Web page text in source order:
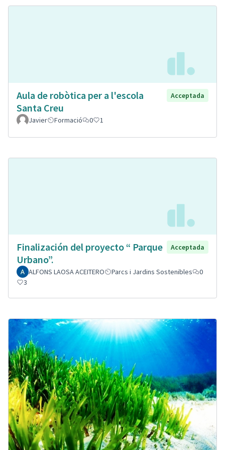
Aula de robòtica per a l'escola
Santa Creu
Acceptada
Javier Formació 0 1
Finalización del proyecto “ Parque
Urbano”.
Acceptada
ALFONS LAOSA ACEITERO Parcs i Jardins Sostenibles
0
3